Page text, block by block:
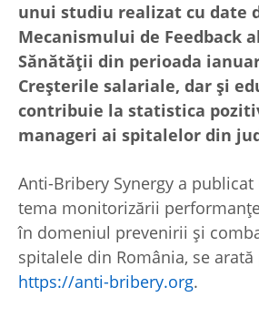
unui studiu realizat cu date
Mecanismului de Feedback
Sănătății din perioada
Creșterile salariale, dar și
contribuie la statistica
manageri ai spitalelor din
Anti-Bribery Synergy a
tema monitorizării
în domeniul prevenirii și
spitalele din România, se arată
https://anti-bribery.org.